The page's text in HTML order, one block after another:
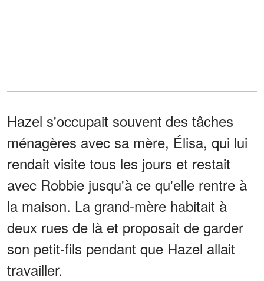
Hazel s'occupait souvent des tâches
ménagères avec sa mère, Élisa, qui lui
rendait visite tous les jours et restait
avec Robbie jusqu'à ce qu'elle rentre à
la maison. La grand-mère habitait à
deux rues de là et proposait de garder
son petit-fils pendant que Hazel allait
travailler.